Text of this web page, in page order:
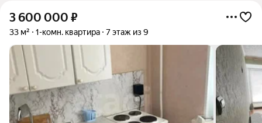
3 600 000 ₽
33 м² 1-комн. квартира 7 этаж из 9